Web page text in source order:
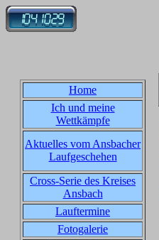
Home
Ich und meine
Wettkämpfe
Aktuelles vom Ansbacher
Laufgeschehen
Cross-Serie des Kreises
Ansbach
Lauftermine
Fotogalerie